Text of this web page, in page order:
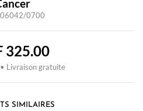
0700
325.00
Livraison gratuite
SIMILAIRES